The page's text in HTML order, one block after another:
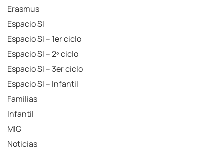
Erasmus
Espacio SI
Espacio SI – 1er ciclo
Espacio SI – 2º ciclo
Espacio SI – 3er ciclo
Espacio SI – Infantil
Familias
Infantil
MIG
Noticias